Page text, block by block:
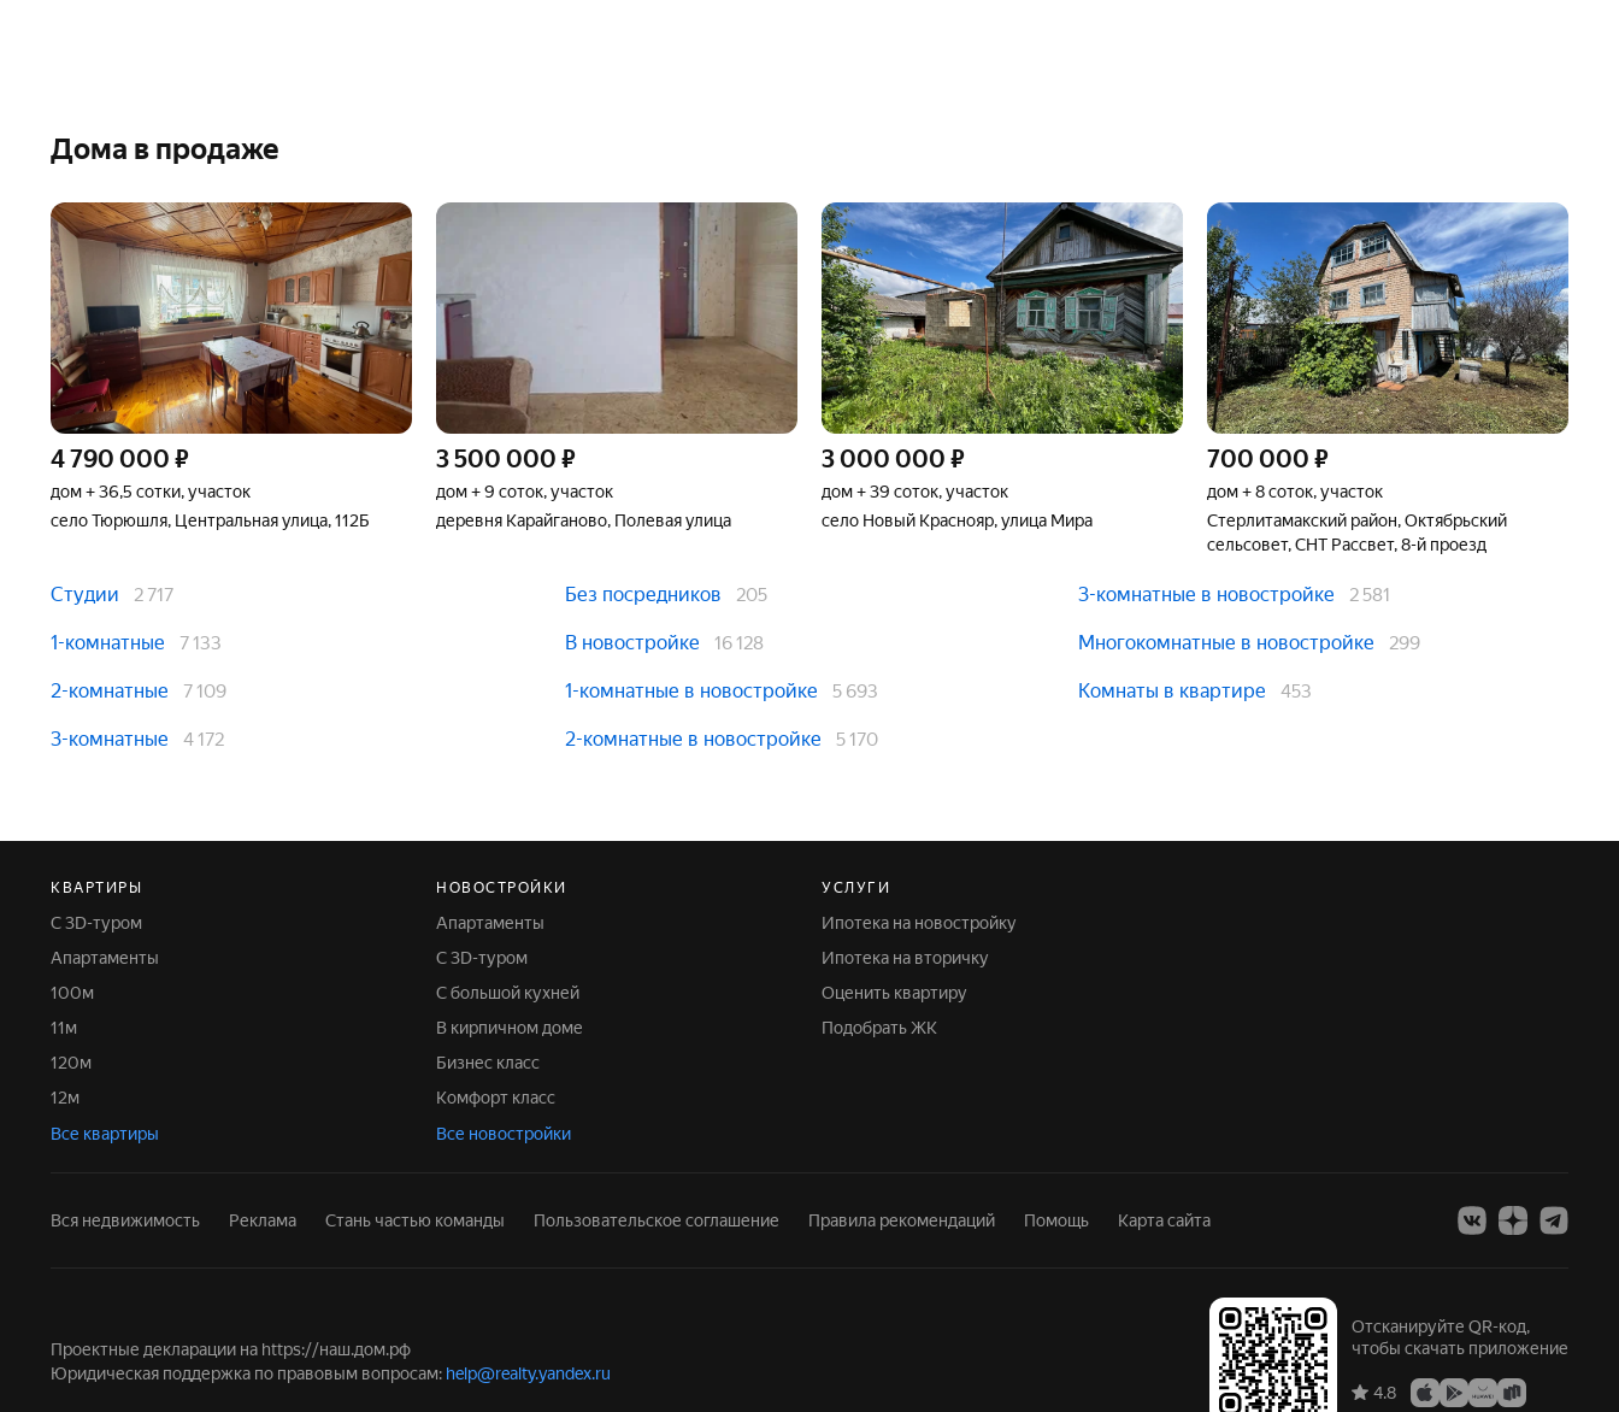
Дома в продаже
4 790 000 ₽
дом + 36,5 сотки, участок
село Тюрюшля, Центральная улица, 112Б
3 500 000 ₽
дом + 9 соток, участок
деревня Карайганово, Полевая улица
3 000 000 ₽
дом + 39 соток, участок
село Новый Краснояр, улица Мира
700 000 ₽
дом + 8 соток, участок
Стерлитамакский район, Октябрьский
сельсовет, СНТ Рассвет, 8-й проезд
Студии 2 717
1-комнатные 7 133
2-комнатные 7 109
3-комнатные 4 172
Без посредников 205
В новостройке 16 128
1-комнатные в новостройке 5 693
2-комнатные в новостройке 5 170
3-комнатные в новостройке 2 581
Многокомнатные в новостройке 299
Комнаты в квартире 453
КВАРТИРЫ
С 3D-туром
Апартаменты
100м
11м
120м
12м
Все квартиры
НОВОСТРОЙКИ
Апартаменты
С 3D-туром
С большой кухней
В кирпичном доме
Бизнес класс
Комфорт класс
Все новостройки
УСЛУГИ
Ипотека на новостройку
Ипотека на вторичку
Оценить квартиру
Подобрать ЖК
Вся недвижимость Реклама Стань частью команды Пользовательское соглашение Правила рекомендаций Помощь Карта сайта
Проектные декларации на https://наш.дом.рф
Юридическая поддержка по правовым вопросам: help@realty.yandex.ru
Отсканируйте QR-код,
чтобы скачать приложение
4.8